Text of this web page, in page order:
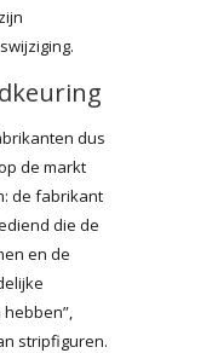
dus
de markt
de fabrikant
die de
en de
stripfiguren.